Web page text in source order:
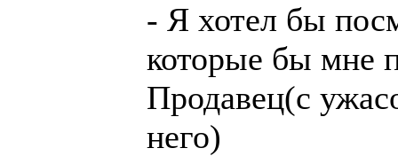
- Я хотел бы
которые бы мне
Продавец(с
него)